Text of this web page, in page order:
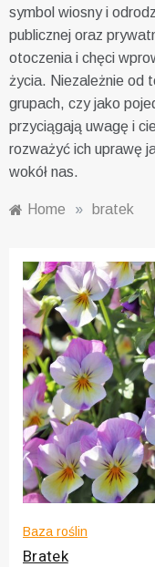
symbol wiosny i
publicznej oraz
otoczenia i chęci
życia. Niezależnie od
grupach, czy jako
przyciągają uwagę i
rozważyć ich uprawę
wokół nas.
Home » bratek
Baza roślin
Bratek